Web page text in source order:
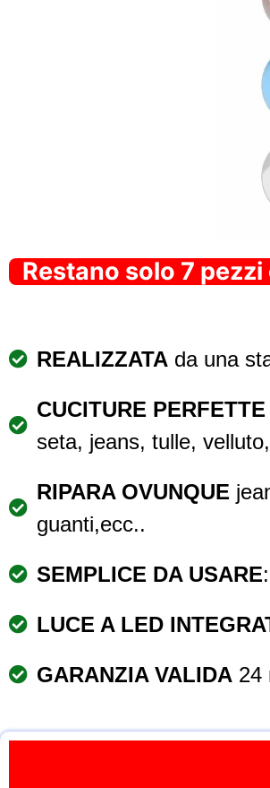
Restano solo 7 pezzi
REALIZZATA da una
CUCITURE PERFETTE
seta, jeans, tulle,
RIPARA OVUNQUE
guanti,ecc..
SEMPLICE DA USARE
LUCE A LED
GARANZIA VALIDA 24